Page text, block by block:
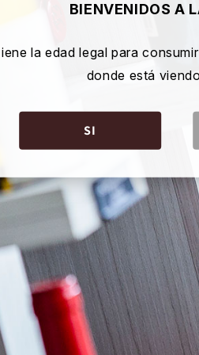
Facebook
BIENVENIDOS A
la edad legal para
donde está
SI